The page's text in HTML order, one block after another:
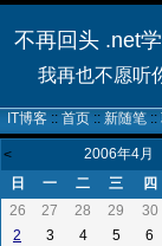
不再回头 .net
我再也不愿听
IT博客 :: 首页 :: 新随笔 ::
< 2006年4月
日 一 二 三 四
26
27 28 29 30
2 3 4 5 6